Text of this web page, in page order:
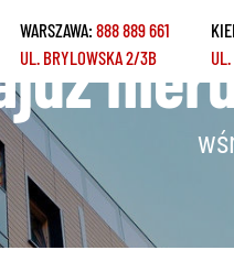
WARSZAWA:888 889 661
UL. BRYLOWSKA 2/3B